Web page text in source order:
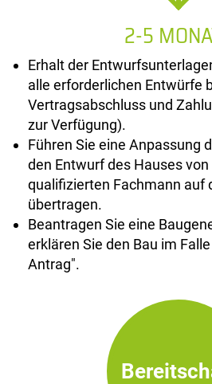
2-5
Erhalt der
alle erforderlichen Entwürfe
Vertragsabschluss und
zur Verfügung).
Führen Sie eine Anpassung
den Entwurf des Hauses
qualifizierten Fachmann auf
übertragen.
Beantragen Sie eine
erklären Sie den Bau im
Antrag".